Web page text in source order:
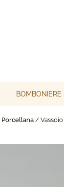
Terra
Porcellana /